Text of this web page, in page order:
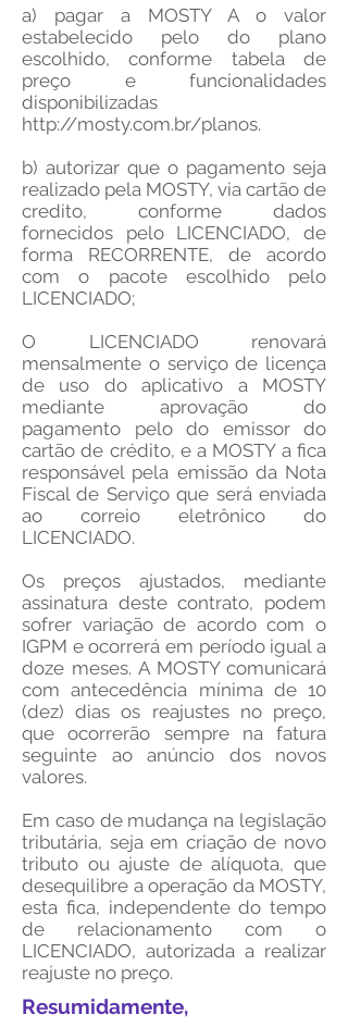
a) pagar a MOSTY A o valor
estabelecido pelo do plano
escolhido, conforme tabela de
preço e funcionalidades
disponibilizadas
http://mosty.com.br/planos.
b) autorizar que o pagamento seja
realizado pela MOSTY, via cartão de
credito, conforme dados
fornecidos pelo LICENCIADO, de
forma RECORRENTE, de acordo
com o pacote escolhido pelo
LICENCIADO;
O LICENCIADO renovará
mensalmente o serviço de licença
de uso do aplicativo a MOSTY
mediante aprovação do
pagamento pelo do emissor do
cartão de crédito, e a MOSTY a fica
responsável pela emissão da Nota
Fiscal de Serviço que será enviada
ao correio eletrônico do
LICENCIADO.
Os preços ajustados, mediante
assinatura deste contrato, podem
sofrer variação de acordo com o
IGPM e ocorrerá em período igual a
doze meses. A MOSTY comunicará
com antecedência mínima de 10
(dez) dias os reajustes no preço,
que ocorrerão sempre na fatura
seguinte ao anúncio dos novos
valores.
Em caso de mudança na legislação
tributária, seja em criação de novo
tributo ou ajuste de alíquota, que
desequilibre a operação da MOSTY,
esta fica, independente do tempo
de relacionamento com o
LICENCIADO, autorizada a realizar
reajuste no preço.
Resumidamente,